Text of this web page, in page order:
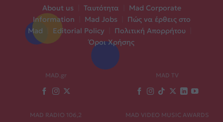
About us Ταυτότητα
Mad Corporate
Information
Mad Jobs
Πώς να έρθεις στο
Mad
Editorial Policy Πολιτική Απορρήτου
Όροι Χρήσης
MAD.gr MAD TV
MAD RADIO 106,2 MAD VIDEO MUSIC AWARDS